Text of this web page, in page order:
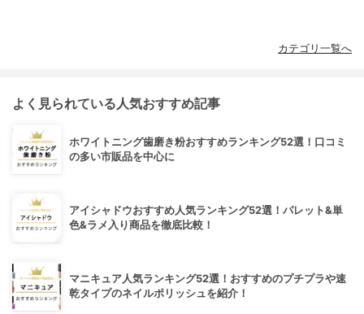
カテゴリ一覧へ
よく見られている人気おすすめ記事
ホワイトニング歯磨き粉おすすめランキング52選！口コミ
の多い市販品を中心に
アイシャドウおすすめ人気ランキング52選！パレット&単
色&ラメ入り商品を徹底比較！
マニキュア人気ランキング52選！おすすめのプチプラや速
乾タイプのネイルポリッシュを紹介！